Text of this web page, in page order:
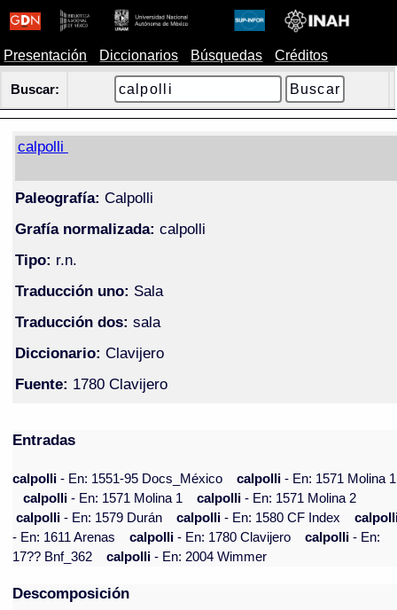
Presentación Diccionarios Búsquedas Créditos
Buscar:
calpolli
Paleografía: Calpolli
Grafía normalizada: calpolli
Tipo: r.n.
Traducción uno: Sala
Traducción dos: sala
Diccionario: Clavijero
Fuente: 1780 Clavijero
Entradas
calpolli- En: 1551-95 Docs_México calpolli- En: 1571 Molina 1
calpolli- En: 1571 Molina 1 calpolli- En: 1571 Molina 2
calpolli- En: 1579 Durán calpolli- En: 1580 CF Index
- En: 1611 Arenas
calpolli- En: 1780 Clavijero calpolli- En:
17?? Bnf_362
calpolli- En: 2004 Wimmer
Descomposición